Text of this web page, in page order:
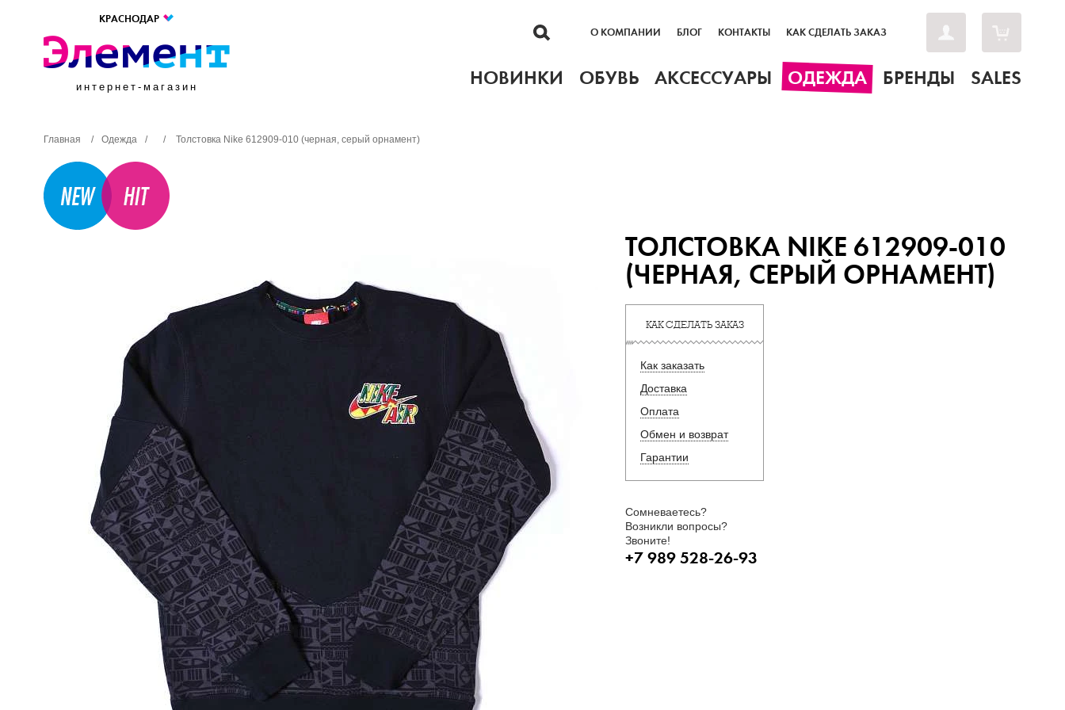
КРАСНОДАР
интернет-магазин
О КОМПАНИИ БЛОГ КОНТАКТЫ КАК СДЕЛАТЬ ЗАКАЗ
НОВИНКИ ОБУВЬ АКСЕССУАРЫ ОДЕЖДА БРЕНДЫ SALES
Главная / Одежда / / Толстовка Nike 612909-010 (черная, серый орнамент)
ТОЛСТОВКА NIKE 612909-010
(ЧЕРНАЯ, СЕРЫЙ ОРНАМЕНТ)
КАК СДЕЛАТЬ ЗАКАЗ
Как заказать
Доставка
Оплата
Обмен и возврат
Гарантии
Сомневаетесь?
Возникли вопросы?
Звоните!
+7 989 528-26-93